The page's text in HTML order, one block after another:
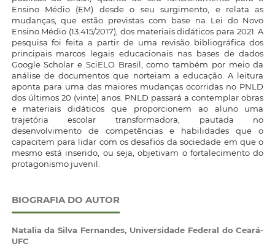
Ensino Médio (EM) desde o seu surgimento, e relata as
mudanças, que estão previstas com base na Lei do Novo
Ensino Médio (13.415/2017), dos materiais didáticos para 2021. A
pesquisa foi feita a partir de uma revisão bibliográfica dos
principais marcos legais educacionais nas bases de dados
Google Scholar e SciELO Brasil, como também por meio da
análise de documentos que norteiam a educação. A leitura
aponta para uma das maiores mudanças ocorridas no PNLD
dos últimos 20 (vinte) anos. PNLD passará a contemplar obras
e materiais didáticos que proporcionem ao aluno uma
trajetória escolar transformadora, pautada no
desenvolvimento de competências e habilidades que o
capacitem para lidar com os desafios da sociedade em que o
mesmo está inserido, ou seja, objetivam o fortalecimento do
protagonismo juvenil.
BIOGRAFIA DO AUTOR
Natalia da Silva Fernandes, Universidade Federal do Ceará-
UFC